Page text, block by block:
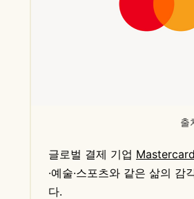
출
글로벌 결제 기업
·예술·스포츠와 같은 삶의
다.